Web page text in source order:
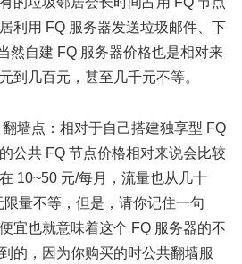
利用 FQ 服务器发送垃圾邮件、下
然自建 FQ 服务器价格也是相对来
到几百元，甚至几千元不等。
墙点：相对于自己搭建独享型 FQ
公共 FQ 节点价格相对来说会比较
10~50 元/每月，流量也从几十
量不等，但是，请你记住一句
便宜也就意味着这个 FQ 服务器的不
的，因为你购买的时公共翻墙服